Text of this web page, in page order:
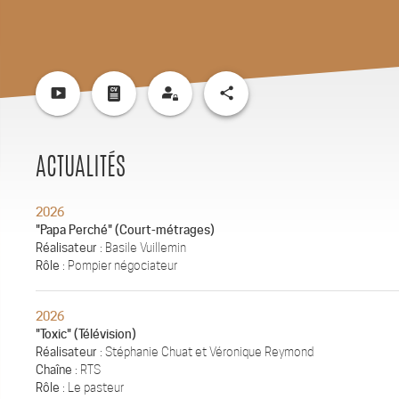
smart_display share
ACTUALITÉS
2026
"Papa Perché" (Court-métrages)
Réalisateur : Basile Vuillemin
Rôle : Pompier négociateur
2026
"Toxic" (Télévision)
Réalisateur : Stéphanie Chuat et Véronique Reymond
Chaîne : RTS
Rôle : Le pasteur